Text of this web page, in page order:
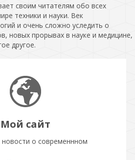
своим читателям обо всех
техники и науки. Век
и очень сложно уследить о
новых прорывах в науке и медицине,
другое.
Мой сайт
новости о современнном